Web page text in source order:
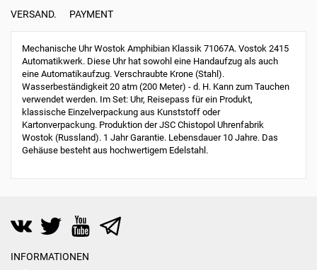
VERSAND. PAYMENT
Mechanische Uhr Wostok Amphibian Klassik 71067A. Vostok 2415
Automatikwerk. Diese Uhr hat sowohl eine Handaufzug als auch
eine Automatikaufzug. Verschraubte Krone (Stahl).
Wasserbeständigkeit 20 atm (200 Meter) - d. H. Kann zum Tauchen
verwendet werden. Im Set: Uhr, Reisepass für ein Produkt,
klassische Einzelverpackung aus Kunststoff oder
Kartonverpackung. Produktion der JSC Chistopol Uhrenfabrik
Wostok (Russland). 1 Jahr Garantie. Lebensdauer 10 Jahre. Das
Gehäuse besteht aus hochwertigem Edelstahl.
INFORMATIONEN